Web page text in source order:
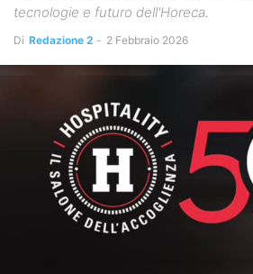
tecnologie e futuro dell'Horeca.
Di Redazione 2 - 2 Febbraio 2026